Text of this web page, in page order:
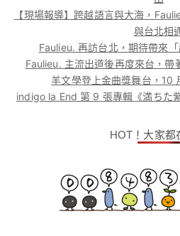
【現場報導】跨越語言與大海，
與台北相
Faulieu. 再訪台北，期待帶來
Faulieu. 主流出道後再度來台，帶
羊文學登上金曲獎舞台，10
indigo la End 第 9 張專輯《満ちた
HOT！大家都